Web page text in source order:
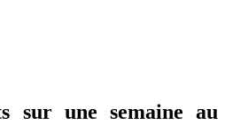
sur une semaine au